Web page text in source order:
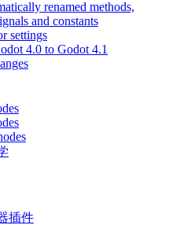
renamed methods,
and constants
settings
4.0 to Godot 4.1
插件